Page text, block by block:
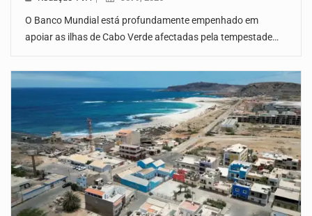
O Banco Mundial está profundamente empenhado em
apoiar as ilhas de Cabo Verde afectadas pela tempestade…